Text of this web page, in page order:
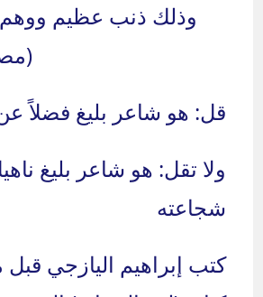
وذلك ذنب عظيم
قل: هو شاعر بليغ فضلاً
ولا تقل: هو شاعر بليغ
شجاعته
كتب إبراهيم اليازجي قبل